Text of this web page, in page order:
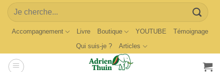
Skip
content
Search
for:
Accompagnement Livre Boutique YOUTUBE
Témoignage
Qui suis-je ?
Articles